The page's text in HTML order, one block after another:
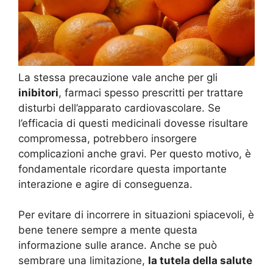
La stessa precauzione vale anche per gli
inibitori, farmaci spesso prescritti per trattare
disturbi dell’apparato cardiovascolare. Se
l’efficacia di questi medicinali dovesse risultare
compromessa, potrebbero insorgere
complicazioni anche gravi. Per questo motivo, è
fondamentale ricordare questa importante
interazione e agire di conseguenza.
Per evitare di incorrere in situazioni spiacevoli, è
bene tenere sempre a mente questa
informazione sulle arance. Anche se può
sembrare una limitazione, la tutela della salute